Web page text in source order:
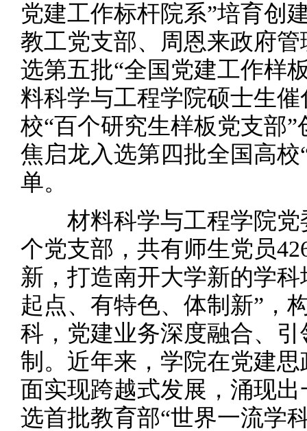
党建工作标杆院系”培育创
教工党支部、周恩来政府
选第五批“全国党建工作样
料科学与工程学院硕士生
校“百个研究生样板党支部
焦启龙入选第四批全国高
单。
材料科学与工程学院党
个党支部，共有师生党员
新，打造南开大学新的学
起点、有特色、体制新”，
科，党建业务深度融合、
制。近年来，学院在党建
面实现跨越式发展，涌现
选首批教育部“世界一流学